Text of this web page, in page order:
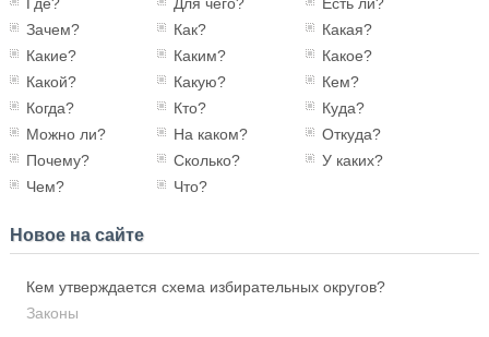
Зачем?
Как?
Какая?
Какие?
Каким?
Какое?
Какой?
Какую?
Кем?
Когда?
Кто?
Куда?
Можно ли?
На каком?
Откуда?
Почему?
Сколько?
У каких?
Чем?
Что?
Новое на сайте
Кем утверждается схема избирательных округов?
Законы